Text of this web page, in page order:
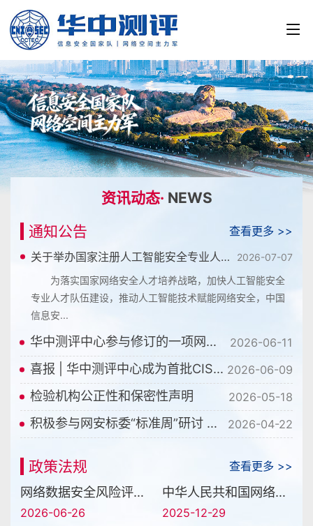
资讯动态· NEWS
通知公告
查看更多 >>
关于举办国家注册人工智能安全专业人员认证...
2026-07-07
为落实国家网络安全人才培养战略，加快人工智能安全
专业人才队伍建设，推动人工智能技术赋能网络安全，中国
信息安...
华中测评中心参与修订的一项网络安全国家标准获批发布 2026-06-11
喜报 | 华中测评中心成为首批CISP-AISS注册人工智能安全专业人员认证预授权培训机构 2026-06-09
检验机构公正性和保密性声明 2026-05-18
积极参与网安标委“标准周”研讨 共筑网络安全标准发展新格局 2026-04-22
政策法规 查看更多 >>
网络数据安全风险评估办法
2026-06-26
中华人民共和国网络安全法
2025-12-29